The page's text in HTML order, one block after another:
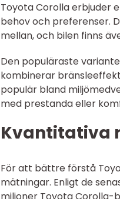
Toyota Corolla erbjuder
behov och preferenser.
mellan, och bilen finns
Den populäraste
kombinerar
populär bland
med prestanda eller
Kvantitativa
För att bättre förstå
mätningar. Enligt de